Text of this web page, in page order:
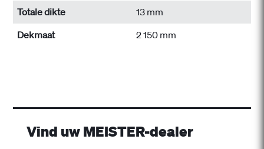
Totale dikte
13 mm
Dekmaat
2 150 mm
Vind uw MEISTER-dealer